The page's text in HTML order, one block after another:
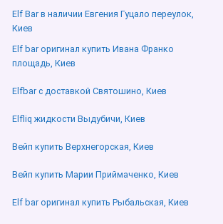
Elf Bar в наличии Евгения Гуцало переулок,
Киев
Elf bar оригинал купить Ивана Франко
площадь, Киев
Elfbar с доставкой Святошино, Киев
Elfliq жидкости Выдубичи, Киев
Вейп купить Верхнегорская, Киев
Вейп купить Марии Приймаченко, Киев
Elf bar оригинал купить Рыбальская, Киев